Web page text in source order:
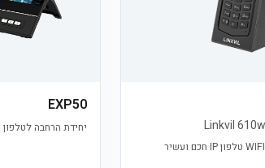
טלפון אלחוטי מבוסס WIFI טלפון IP חכם ועשיר
EXP50
יחידת הרחבה לטלפון BIZ 45 הרחבה ל 60 לחצנים